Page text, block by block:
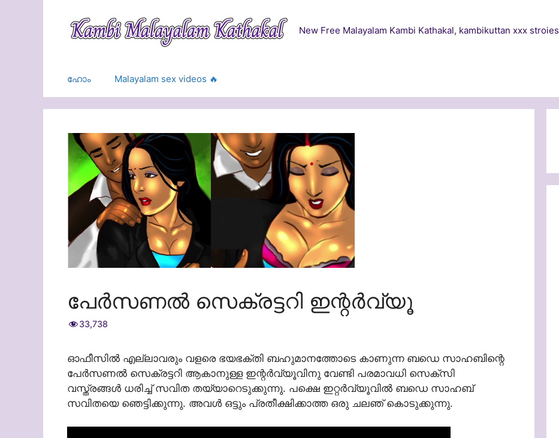
New Free Malayalam Kambi Kathakal, kambikuttan xxx stroies
ഹോം Malayalam sex videos 🔥
പേർസണൽ സെക്രട്ടറി ഇന്റർവ്യൂ
33,738
ഓഫീസിൽ എല്ലാവരും വളരെ ഭയഭക്തി ബഹുമാനത്തോടെ കാണുന്ന ബഡെ സാഹബിന്റെ
പേർസണൽ സെക്രട്ടറി ആകാനുള്ള ഇന്റർവ്യൂവിനു വേണ്ടി പരമാവധി സെക്സി
വസ്ത്രങ്ങൾ ധരിച്ച് സവിത തയ്യാറെടുക്കുന്നു. പക്ഷെ ഇറ്റർവ്യൂവിൽ ബഡെ സാഹബ്
സവിതയെ ഞെട്ടിക്കുന്നു. അവൾ ഒട്ടും പ്രതീക്ഷിക്കാത്ത ഒരു ചലഞ് കൊടുക്കുന്നു.